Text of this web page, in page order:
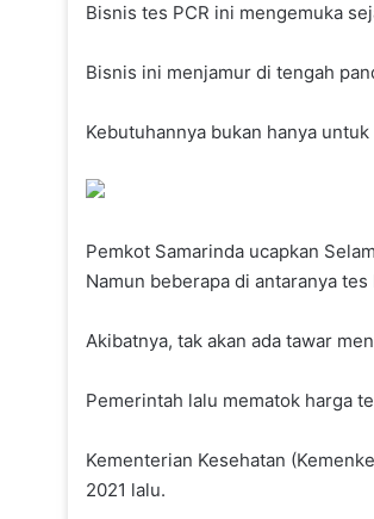
Bisnis tes PCR ini mengemuka
Bisnis ini menjamur di tengah
Kebutuhannya bukan hanya
Pemkot Samarinda ucapkan
Namun beberapa di antaranya
Akibatnya, tak akan ada tawar
Pemerintah lalu mematok harga
Kementerian Kesehatan
2021 lalu.